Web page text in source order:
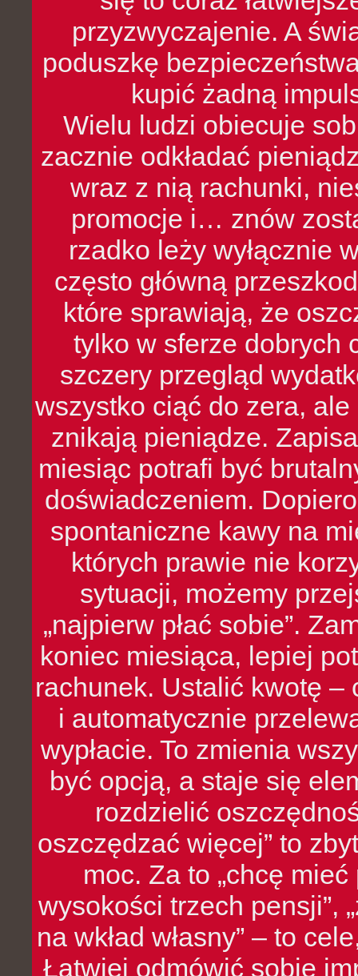
przyzwyczajenie. A
poduszkę
kupić żadną
Wielu ludzi obiecuje
zacznie odkładać
wraz z nią rachunki,
promocje i… znów
rzadko leży wyłącznie
często główną
które sprawiają, że
tylko w sferze dobrych
szczery przegląd
wszystko ciąć do zera,
znikają pieniądze.
miesiąc potrafi być
doświadczeniem.
spontaniczne kawy na
których prawie nie
sytuacji, możemy
„najpierw płać sobie”.
koniec miesiąca, lepiej
rachunek. Ustalić kwotę
i automatycznie
wypłacie. To zmienia
być opcją, a staje się
rozdzielić
oszczędzać więcej” to
moc. Za to „chcę
wysokości trzech pensji”,
na wkład własny” – to
Łatwiej odmówić sobie